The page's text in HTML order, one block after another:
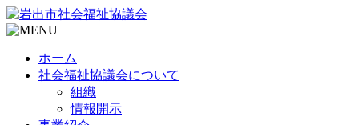
ホーム
社会福祉協議会について
組織
情報開示